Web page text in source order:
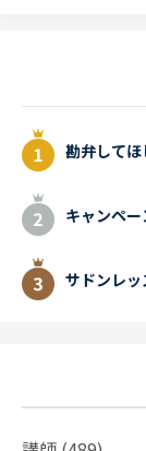
勘弁してほ
キャンペー
サドンレッ